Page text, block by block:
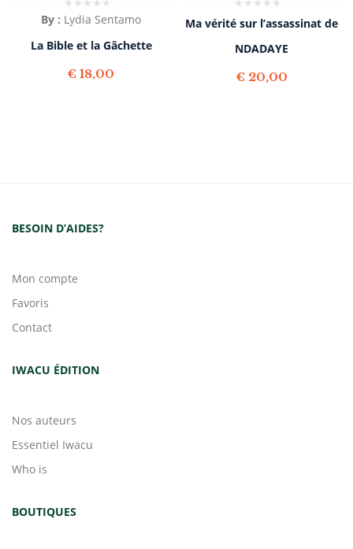
By : Lydia Sentamo
La Bible et la Gâchette
€ 18,00
Ma vérité sur l’assassinat de
NDADAYE
€ 20,00
BESOIN D’AIDES?
Mon compte
Favoris
Contact
IWACU ÉDITION
Nos auteurs
Essentiel Iwacu
Who is
BOUTIQUES